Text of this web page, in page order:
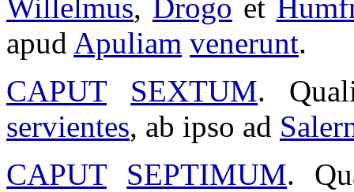
Willelmus, Drogo et
apud Apuliam venerunt.
CAPUT
SEXTUM.
servientes, ab ipso ad
CAPUT
SEPTIMUM.